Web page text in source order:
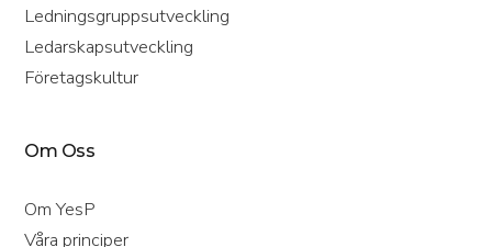
Ledningsgruppsutveckling
Ledarskapsutveckling
Företagskultur
Om Oss
Om YesP
Våra principer